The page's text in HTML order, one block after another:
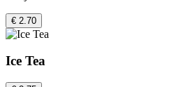
€ 2.70
Ice Tea